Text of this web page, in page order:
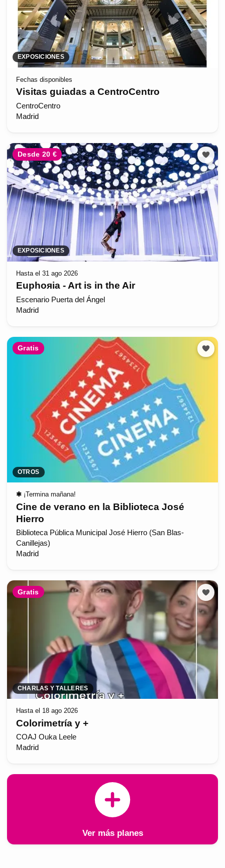
EXPOSICIONES
Fechas disponibles
Visitas guiadas a CentroCentro
CentroCentro
Madrid
Desde 20 €
EXPOSICIONES
Hasta el 31 ago 2026
Euphoяia - Art is in the Air
Escenario Puerta del Ángel
Madrid
Gratis
OTROS
✱ ¡Termina mañana!
Cine de verano en la Biblioteca José
Hierro
Biblioteca Pública Municipal José Hierro (San Blas-
Canillejas)
Madrid
Gratis
CHARLAS Y TALLERES
Hasta el 18 ago 2026
Colorimetría y +
COAJ Ouka Leele
Madrid
Ver más planes